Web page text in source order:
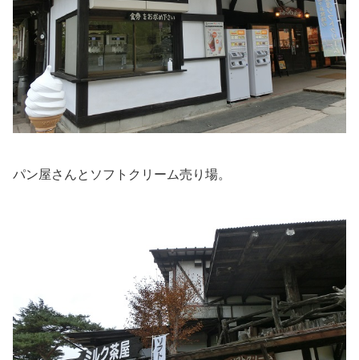
パン屋さんとソフトクリーム売り場。